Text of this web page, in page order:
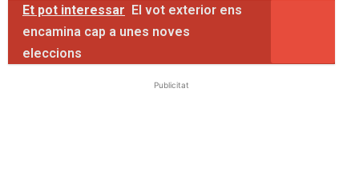
Et pot interessar El vot exterior ens
encamina cap a unes noves
eleccions
Publicitat